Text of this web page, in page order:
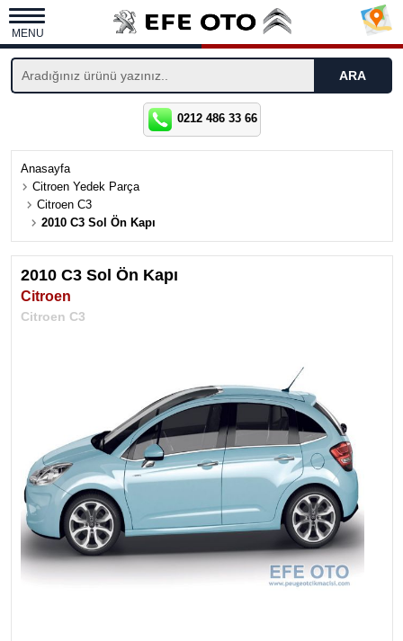
MENU
0212 486 33 66
Anasayfa
Citroen Yedek Parça
Citroen C3
2010 C3 Sol Ön Kapı
2010 C3 Sol Ön Kapı
Citroen
Citroen C3